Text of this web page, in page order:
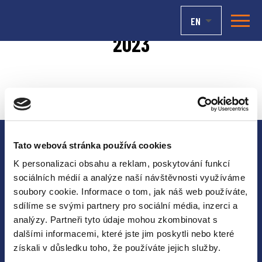
Tato webová stránka používá cookies
K personalizaci obsahu a reklam, poskytování funkcí
sociálních médií a analýze naší návštěvnosti využíváme
soubory cookie. Informace o tom, jak náš web používáte,
sdílíme se svými partnery pro sociální média, inzerci a
analýzy. Partneři tyto údaje mohou zkombinovat s
dalšími informacemi, které jste jim poskytli nebo které
získali v důsledku toho, že používáte jejich služby.
EN
2023
News
Propositions
Rules and regulations